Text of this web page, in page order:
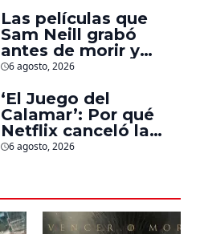
islamistas radicales
Las películas que
Sam Neill grabó
antes de morir y
llegarán pronto a
6 agosto, 2026
‘El Juego del
Calamar’: Por qué
Netflix canceló la
serie de David
Unidos
6 agosto, 2026